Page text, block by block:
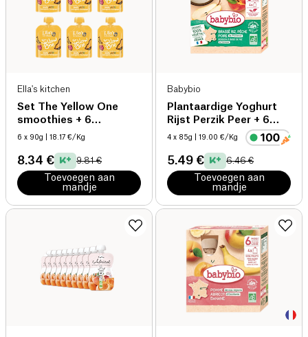
Ella's kitchen
Set The Yellow One
smoothies + 6
maanden bio
6 x 90g | 18.17 €/Kg
8.34 € 9.81 €
Toevoegen aan
mandje
Babybio
Plantaardige Yoghurt
Rijst Perzik Peer + 6
maanden bio
4 x 85g | 19.00 €/Kg
5.49 € 6.46 €
Toevoegen aan
mandje